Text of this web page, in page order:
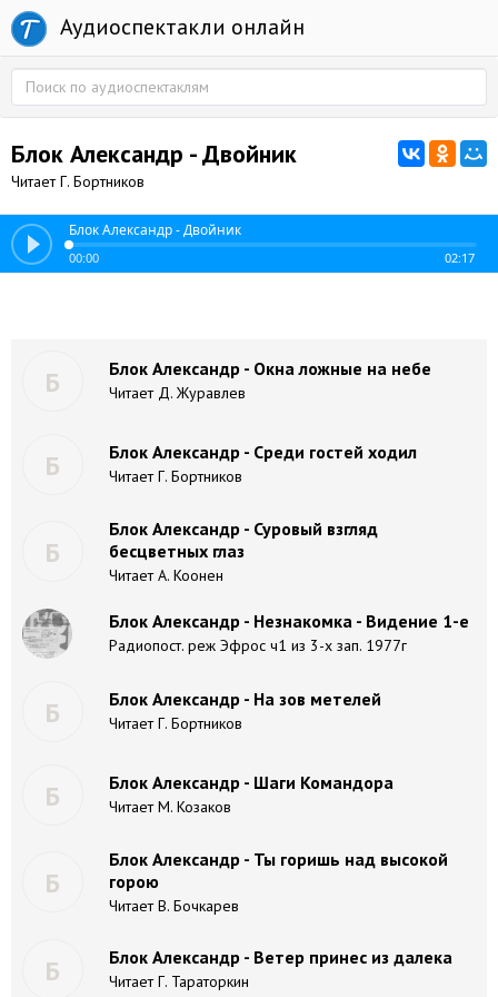
Аудиоспектакли онлайн
Блок Александр - Двойник
Читает Г. Бортников
Блок Александр - Двойник
00:00 02:17
Б Блок Александр - Окна ложные на небе
Читает Д. Журавлев
Б Блок Александр - Среди гостей ходил
Читает Г. Бортников
Б
Блок Александр - Суровый взгляд
бесцветных глаз
Читает А. Коонен
Блок Александр - Незнакомка - Видение 1-е
Радиопост. реж Эфрос ч1 из 3-х зап. 1977г
Б Блок Александр - На зов метелей
Читает Г. Бортников
Б Блок Александр - Шаги Командора
Читает М. Козаков
Б
Блок Александр - Ты горишь над высокой
горою
Читает В. Бочкарев
Б Блок Александр - Ветер принес из далека
Читает Г. Тараторкин